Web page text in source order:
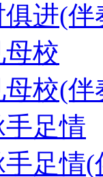
进(伴
校
校(伴
足情
足情(